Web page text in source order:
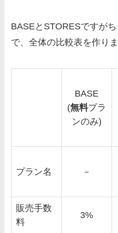
BASEとSTORESですが
で、全体の比較表を作りま
BASE
(無料プラ
ンのみ)
プラン名 －
販売手数
料
3%